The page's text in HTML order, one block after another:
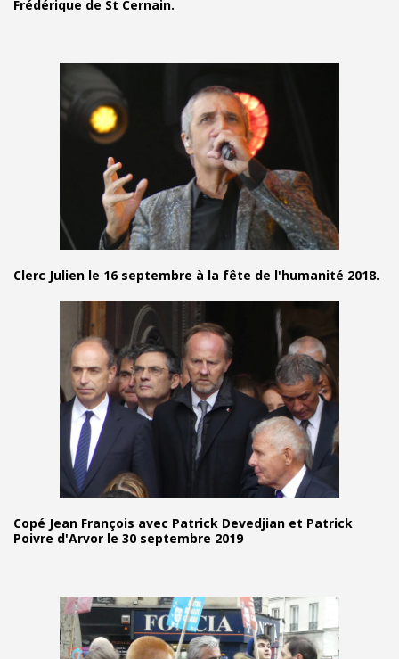
Frédérique de St Cernain.
Clerc Julien le 16 septembre à la fête de l'humanité 2018.
Copé Jean François avec Patrick Devedjian et Patrick
Poivre d'Arvor le 30 septembre 2019